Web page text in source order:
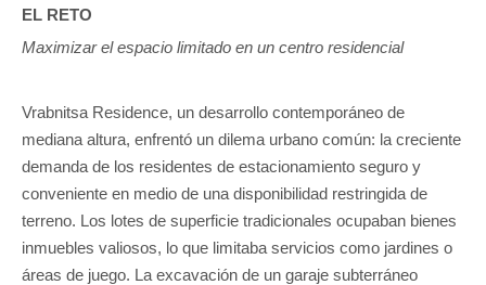
EL RETO
Maximizar el espacio limitado en un centro residencial
Vrabnitsa Residence, un desarrollo contemporáneo de
mediana altura, enfrentó un dilema urbano común: la creciente
demanda de los residentes de estacionamiento seguro y
conveniente en medio de una disponibilidad restringida de
terreno. Los lotes de superficie tradicionales ocupaban bienes
inmuebles valiosos, lo que limitaba servicios como jardines o
áreas de juego. La excavación de un garaje subterráneo